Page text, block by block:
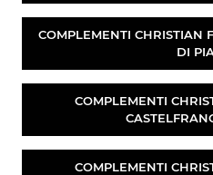
COMPLEMENTI CHRISTIAN
DI
COMPLEMENTI
COMPLEMENTI